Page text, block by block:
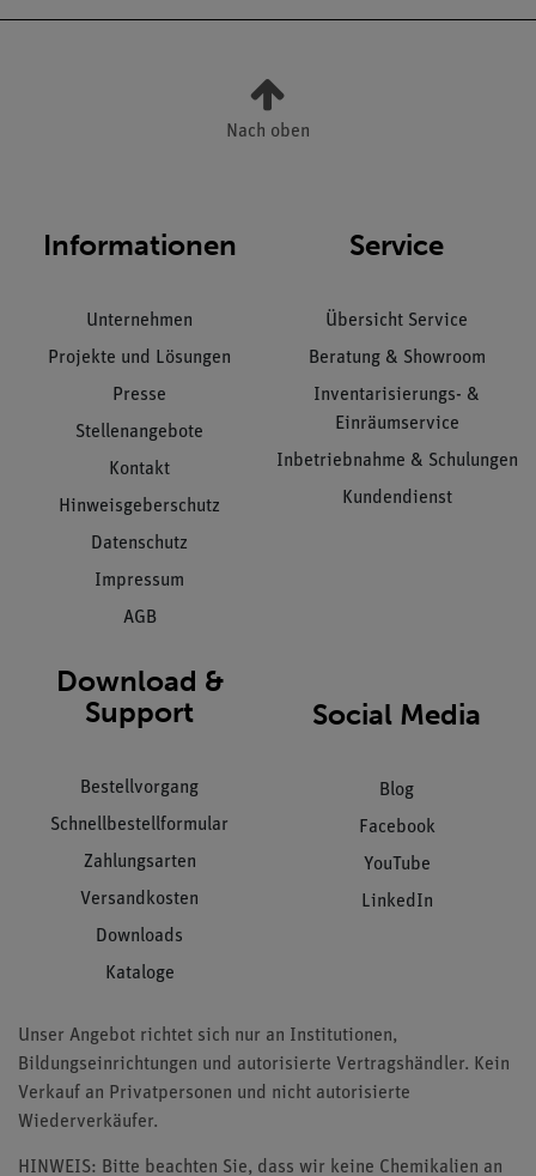
Nach oben
Informationen
Unternehmen
Projekte und Lösungen
Presse
Stellenangebote
Kontakt
Hinweisgeberschutz
Datenschutz
Impressum
AGB
Service
Übersicht Service
Beratung & Showroom
Inventarisierungs- &
Einräumservice
Inbetriebnahme & Schulungen
Kundendienst
Download &
Support
Bestellvorgang
Schnellbestellformular
Zahlungsarten
Versandkosten
Downloads
Kataloge
Social Media
Blog
Facebook
YouTube
LinkedIn
Unser Angebot richtet sich nur an Institutionen,
Bildungseinrichtungen und autorisierte Vertragshändler. Kein
Verkauf an Privatpersonen und nicht autorisierte
Wiederverkäufer.
HINWEIS: Bitte beachten Sie, dass wir keine Chemikalien an